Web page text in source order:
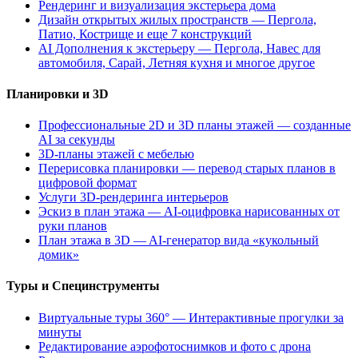
Рендеринг и визуализация экстерьера дома
Дизайн открытых жилых пространств — Пергола,
Патио, Кострище и еще 7 конструкций
AI Дополнения к экстерьеру — Пергола, Навес для
автомобиля, Сарай, Летняя кухня и многое другое
Планировки и 3D
Профессиональные 2D и 3D планы этажей — созданные
AI за секунды
3D-планы этажей с мебелью
Перерисовка планировки — перевод старых планов в
цифровой формат
Услуги 3D-рендеринга интерьеров
Эскиз в план этажа — AI-оцифровка нарисованных от
руки планов
План этажа в 3D — AI-генератор вида «кукольный
домик»
Туры и Специнструменты
Виртуальные туры 360° — Интерактивные прогулки за
минуты
Редактирование аэрофотоснимков и фото с дрона